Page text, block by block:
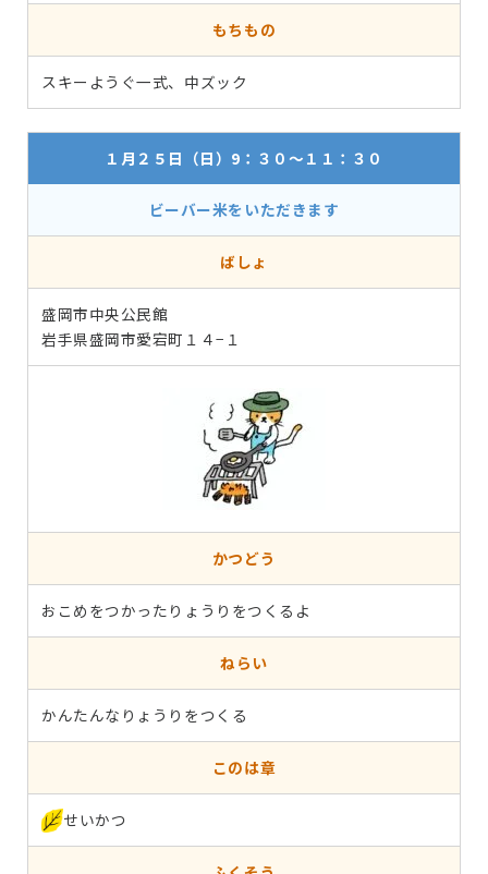
もちもの
スキーようぐ一式、中ズック
１月２５日（日）9：３０～１１：３０
ビーバー米をいただきます
ばしょ
盛岡市中央公民館
岩手県盛岡市愛宕町１４−１
かつどう
おこめをつかったりょうりをつくるよ
ねらい
かんたんなりょうりをつくる
このは章
せいかつ